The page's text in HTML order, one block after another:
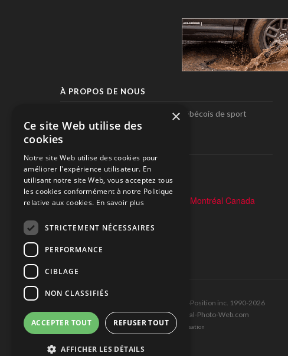
À PROPOS DE NOUS
Pole-Position, le seul magazine québécois de sport
automobile.
SUIVEZ-NOUS
Tous droits réservés © Les Éditions Pole-Position inc. 1990-2026
Ce site est produit et hébergé par Montréal-Photo-Web.com
Politique de confidentialité et Conditions d’utilisation
×
Ce site Web utilise des
cookies
Notre site Web utilise des cookies pour
améliorer l'expérience utilisateur. En
utilisant notre site Web, vous acceptez tous
les cookies conformément à notre Politique
relative aux cookies. En savoir plus
STRICTEMENT NÉCESSAIRES
PERFORMANCE
CIBLAGE
NON CLASSIFIÉS
ACCEPTER TOUT REFUSER TOUT
AFFICHER LES DÉTAILS